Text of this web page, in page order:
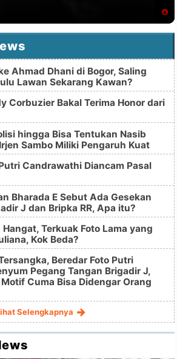
Ahmad Dhani di Bogor, Saling
Lawan Sekarang Kawan?
Corbuzier Bakal Terima Honor dari
hingga Bisa Tentukan Nasib
Sambo Miliki Pengaruh Kuat
Putri Candrawathi Diancam Pasal
Bharada E Sebut Ada Gesekan
J dan Bripka RR, Apa itu?
Terkuak Foto Lama yang
Kok Beda?
Beredar Foto Putri
Pegang Tangan Brigadir J,
Cuma Bisa Didengar Orang
Selengkapnya